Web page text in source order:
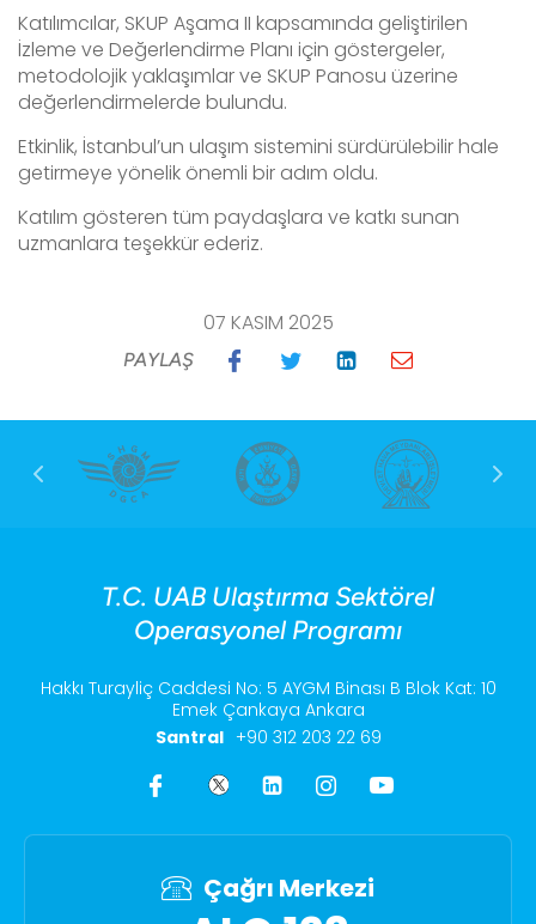
Katılımcılar, SKUP Aşama II kapsamında geliştirilen
İzleme ve Değerlendirme Planı için göstergeler,
metodolojik yaklaşımlar ve SKUP Panosu üzerine
değerlendirmelerde bulundu.
Etkinlik, İstanbul’un ulaşım sistemini sürdürülebilir hale
getirmeye yönelik önemli bir adım oldu.
Katılım gösteren tüm paydaşlara ve katkı sunan
uzmanlara teşekkür ederiz.
07 KASIM 2025
PAYLAŞ
T.C. UAB Ulaştırma Sektörel
Operasyonel Programı
Hakkı Turayliç Caddesi No: 5 AYGM Binası B Blok Kat: 10
Emek Çankaya Ankara
Santral +90 312 203 22 69
Çağrı Merkezi